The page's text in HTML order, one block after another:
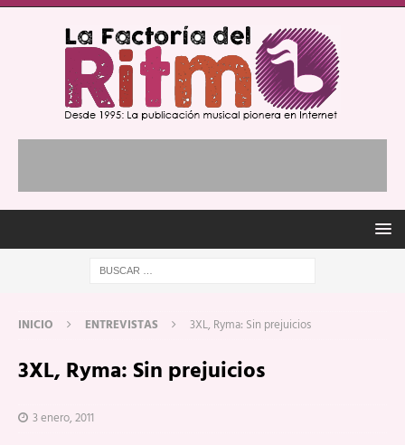
INICIO ENTREVISTAS 3XL, Ryma: Sin prejuicios
3XL, Ryma: Sin prejuicios
3 enero, 2011